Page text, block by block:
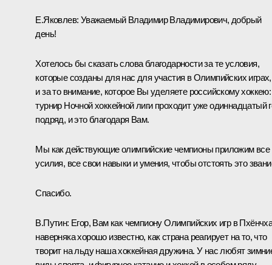
Е.Яковлев: Уважаемый Владимир Владимирович, добрый
день!
Хотелось бы сказать слова благодарности за те условия,
которые созданы для нас для участия в Олимпийских играх,
и за то внимание, которое Вы уделяете российскому хоккею:
турнир Ночной хоккейной лиги проходит уже одиннадцатый
подряд, и это благодаря Вам.
Мы как действующие олимпийские чемпионы приложим все
усилия, все свои навыки и умения, чтобы отстоять это
Спасибо.
В.Путин: Егор, Вам как чемпиону Олимпийских игр в
наверняка хорошо известно, как страна реагирует на то, что
творит на льду наша хоккейная дружина. У нас любят